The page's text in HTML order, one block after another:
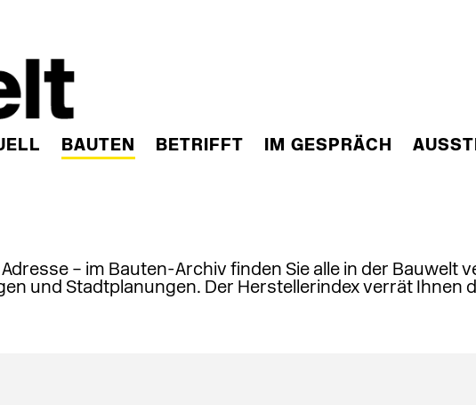
BAUTEN BETRIFFT IM GESPRÄCH
– im Bauten-Archiv finden Sie alle in der Bauwelt
und Stadtplanungen. Der Herstellerindex verrät Ihnen